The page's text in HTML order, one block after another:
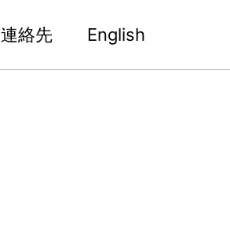
連絡先 English